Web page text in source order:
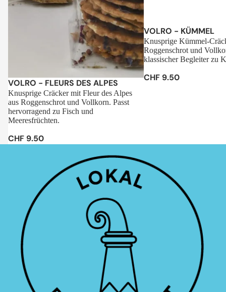
Sale
VOLRO - FLEURS DES ALPES
Knusprige Cräcker mit Fleur des Alpes
aus Roggenschrot und Vollkorn. Passt
hervorragend zu Fisch und
Meeresfrüchten.
CHF 9.50
VOLRO - KÜMMEL
Knusprige Kümmel-
Roggenschrot und
klassischer Begleiter zu
CHF 9.50